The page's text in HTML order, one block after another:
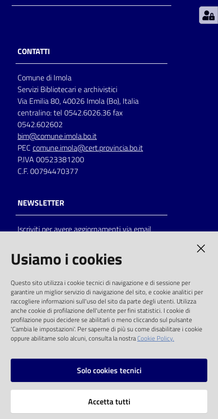
Patto
Seguici
su
Catalogo
on line
Eventi
Chiedi al
bibliotecario
Avvisi
Orari
CONTATTI
Comune di Imola
Servizi Bibliotecari e archivistici
Via Emilia 80, 40026 Imola (Bo), Italia
centralino: tel 0542.6026.36 fax
0542.602602
bim@comune.imola.bo.it
PEC comune.imola@cert.provincia.bo.it
P.IVA 00523381200
C.F. 00794470377
NEWSLETTER
Iscriviti per avere aggiornamenti via email
solo alle condizioni previste dalla direttiva
comunitaria 2003/98/CE e dal d.lgs. 36/2006
SOCIAL
Instagram
Vai alla pagina
Usiamo i cookies
Questo sito utilizza i cookie tecnici di navigazione e di sessione per
garantire un miglior servizio di navigazione del sito, e cookie analitici per
raccogliere informazioni sull'uso del sito da parte degli utenti. Utilizza
anche cookie di profilazione dell'utente per fini statistici. I cookie di
profilazione puoi decidere se abilitarli o meno cliccando sul pulsante
'Cambia le impostazioni'. Per saperne di più su come disabilitare i cookie
oppure abilitarne solo alcuni, consulta la nostraCookie Policy.
Solo cookies tecnici
Accetta tutti